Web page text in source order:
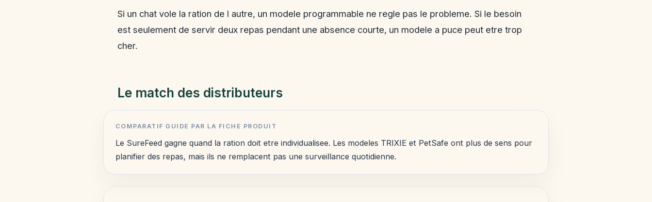
Si un chat vole la ration de l autre, un modele programmable ne regle pas le probleme. Si le besoin
est seulement de servir deux repas pendant une absence courte, un modele a puce peut etre trop
cher.
Le match des distributeurs
COMPARATIF GUIDE PAR LA FICHE PRODUIT
Le SureFeed gagne quand la ration doit etre individualisee. Les modeles TRIXIE et PetSafe ont plus de sens pour
planifier des repas, mais ils ne remplacent pas une surveillance quotidienne.